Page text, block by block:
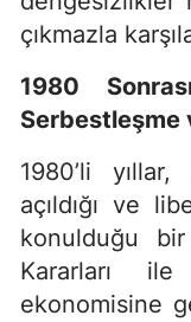
çıkmazla
1980
Serbestleşme
1980’li
açıldığı ve
konulduğu
Kararları
ekonomisine